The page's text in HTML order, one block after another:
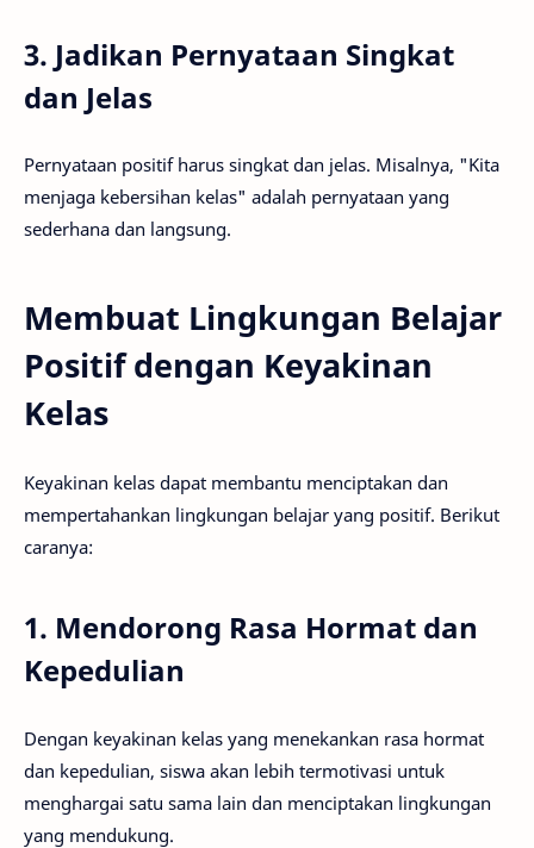
3. Jadikan Pernyataan Singkat
dan Jelas
Pernyataan positif harus singkat dan jelas. Misalnya, "Kita
menjaga kebersihan kelas" adalah pernyataan yang
sederhana dan langsung.
Membuat Lingkungan Belajar
Positif dengan Keyakinan
Kelas
Keyakinan kelas dapat membantu menciptakan dan
mempertahankan lingkungan belajar yang positif. Berikut
caranya:
1. Mendorong Rasa Hormat dan
Kepedulian
Dengan keyakinan kelas yang menekankan rasa hormat
dan kepedulian, siswa akan lebih termotivasi untuk
menghargai satu sama lain dan menciptakan lingkungan
yang mendukung.